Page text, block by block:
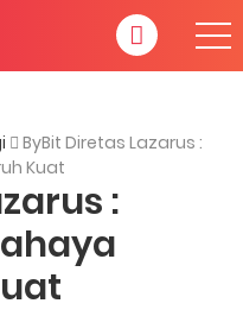
ByBit Diretas Lazarus :
Kuat
: